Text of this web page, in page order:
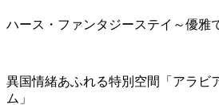
ハース・ファンタジーステイ～優雅
異国情緒あふれる特別空間「アラビ
ム」